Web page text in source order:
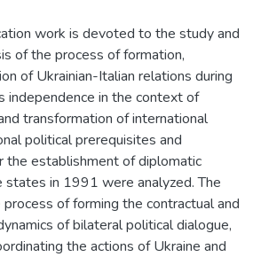
work is devoted to the study and
of the process of formation,
of Ukrainian-Italian relations during
independence in the context of
transformation of international
political prerequisites and
the establishment of diplomatic
in 1991 were analyzed. The
of forming the contractual and
of bilateral political dialogue,
the actions of Ukraine and